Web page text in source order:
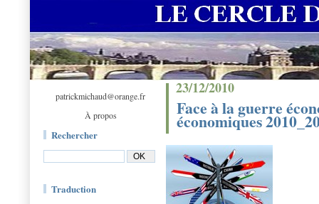
patrickmichaud@orange.fr
À propos
Rechercher
Traduction
23/12/2010
Face à la guerre
économiques